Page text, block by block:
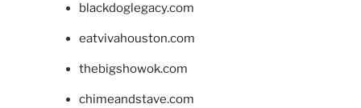
blackdoglegacy.com
eatvivahouston.com
thebigshowok.com
chimeandstave.com